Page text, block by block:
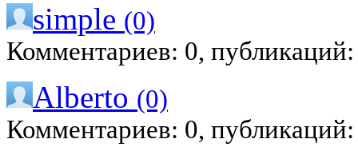
simple (0)
Комментариев: 0,
Alberto (0)
Комментариев: 0,